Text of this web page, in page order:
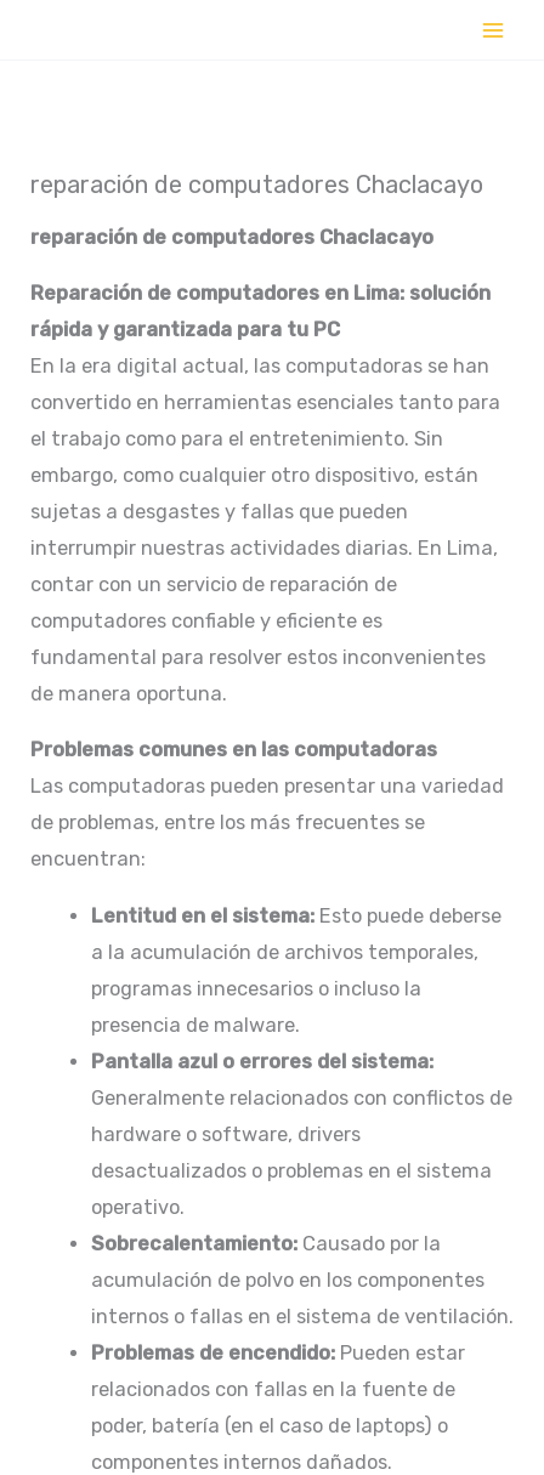
reparación de computadores Chaclacayo
reparación de computadores Chaclacayo
Reparación de computadores en Lima: solución
rápida y garantizada para tu PC
En la era digital actual, las computadoras se han
convertido en herramientas esenciales tanto para
el trabajo como para el entretenimiento. Sin
embargo, como cualquier otro dispositivo, están
sujetas a desgastes y fallas que pueden
interrumpir nuestras actividades diarias. En Lima,
contar con un servicio de reparación de
computadores confiable y eficiente es
fundamental para resolver estos inconvenientes
de manera oportuna.​
Problemas comunes en las computadoras
Las computadoras pueden presentar una variedad
de problemas, entre los más frecuentes se
encuentran:​
Lentitud en el sistema:Esto puede deberse
a la acumulación de archivos temporales,
programas innecesarios o incluso la
presencia de malware.​
Pantalla azul o errores del sistema:
Generalmente relacionados con conflictos de
hardware o software, drivers
desactualizados o problemas en el sistema
operativo.​
Sobrecalentamiento:Causado por la
acumulación de polvo en los componentes
internos o fallas en el sistema de ventilación.​
Problemas de encendido:Pueden estar
relacionados con fallas en la fuente de
poder, batería (en el caso de laptops) o
componentes internos dañados.​